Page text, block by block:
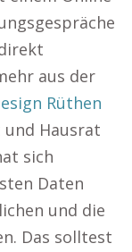
aus der
Rüthen
Hausrat
sich
Daten
und die
Das solltest